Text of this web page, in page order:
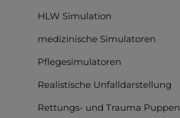
HLW Simulation
medizinische Simulatoren
Pflegesimulatoren
Realistische Unfalldarstellung
Rettungs- und Trauma Puppen